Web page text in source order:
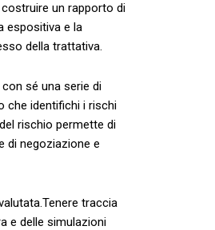
un rapporto di
‌espositiva e la
⁢della trattativa.
sé⁤ una serie di
che identifichi i rischi
rischio permette ‍di
di‌ negoziazione e
traccia
‍e delle simulazioni